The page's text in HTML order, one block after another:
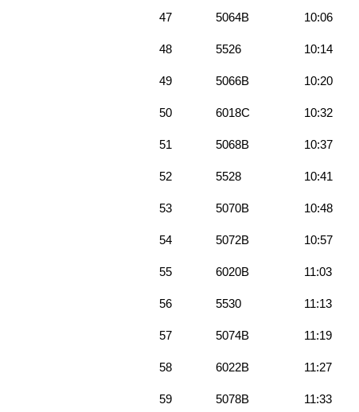
47 5064B 10:06
48 5526 10:14
49 5066B 10:20
50 6018C 10:32
51 5068B 10:37
52 5528 10:41
53 5070B 10:48
54 5072B 10:57
55 6020B 11:03
56 5530 11:13
57 5074B 11:19
58 6022B 11:27
59 5078B 11:33